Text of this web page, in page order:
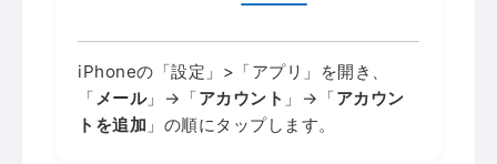
iPhoneの「設定」>「アプリ」を開き、
「メール」→「アカウント 」→「アカウン
トを追加 」の順にタップします。